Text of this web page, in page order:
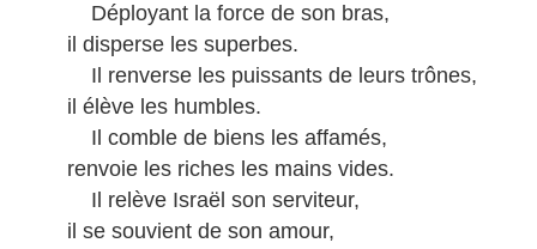
Déployant la force de son bras,
il disperse les superbes.
Il renverse les puissants de leurs trônes,
il élève les humbles.
Il comble de biens les affamés,
renvoie les riches les mains vides.
Il relève Israël son serviteur,
il se souvient de son amour,